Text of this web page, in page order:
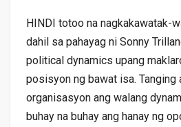
HINDI totoo na nagkakawatak-
dahil sa pahayag ni Sonny
political dynamics upang
posisyon ng bawat isa. Tanging
organisasyon ang walang
buhay na buhay ang hanay ng